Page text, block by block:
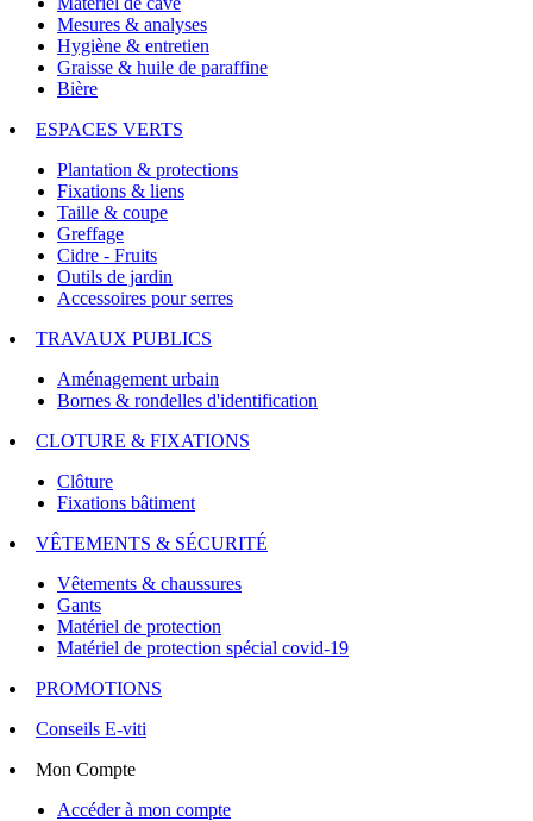
Mesures & analyses
Hygiène & entretien
Graisse & huile de paraffine
Bière
ESPACES VERTS
Plantation & protections
Fixations & liens
Taille & coupe
Greffage
Cidre - Fruits
Outils de jardin
Accessoires pour serres
TRAVAUX PUBLICS
Aménagement urbain
Bornes & rondelles d'identification
CLOTURE & FIXATIONS
Clôture
Fixations bâtiment
VÊTEMENTS & SÉCURITÉ
Vêtements & chaussures
Gants
Matériel de protection
Matériel de protection spécial covid-19
PROMOTIONS
Conseils E-viti
Mon Compte
Accéder à mon compte